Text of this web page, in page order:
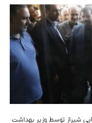
شیراز توسط وزیر بهداشت